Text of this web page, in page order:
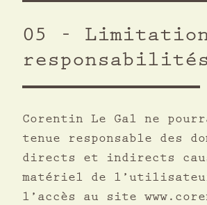
05 -
responsabilités
Corentin Le Gal ne
tenue responsable des
directs et indirects
matériel de
l’accès au site